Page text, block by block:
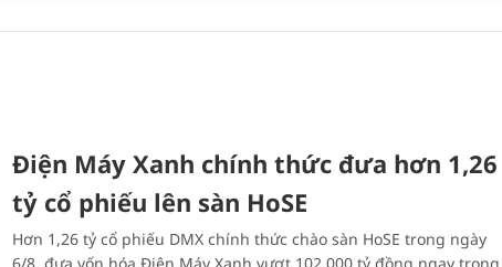
Điện Máy Xanh chính thức đưa hơn 1,26
tỷ cổ phiếu lên sàn HoSE
Hơn 1,26 tỷ cổ phiếu DMX chính thức chào sàn HoSE trong ngày
6/8, đưa vốn hóa Điện Máy Xanh vượt 102.000 tỷ đồng ngay trong